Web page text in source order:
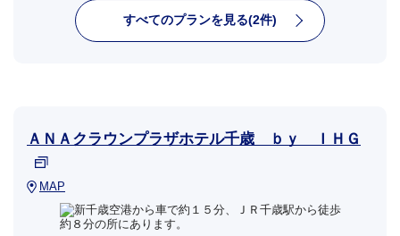
すべてのプランを見る(2件)
ＡＮＡクラウンプラザホテル千歳 ｂｙ ＩＨＧ
MAP